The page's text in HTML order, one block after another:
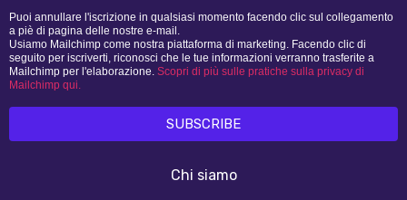
Puoi annullare l'iscrizione in qualsiasi momento facendo clic sul collegamento
a piè di pagina delle nostre e-mail.
Usiamo Mailchimp come nostra piattaforma di marketing. Facendo clic di
seguito per iscriverti, riconosci che le tue informazioni verranno trasferite a
Mailchimp per l'elaborazione. Scopri di più sulle pratiche sulla privacy di
Mailchimp qui.
Chi siamo